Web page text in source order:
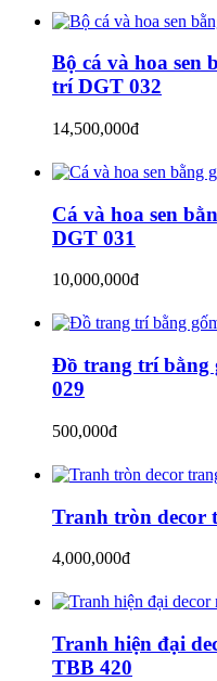
Bộ cá và hoa sen
trí DGT 032
14,500,000đ
Cá và hoa sen
DGT 031
10,000,000đ
Đồ trang trí bằng
029
500,000đ
Tranh tròn decor
4,000,000đ
Tranh hiện đại
TBB 420